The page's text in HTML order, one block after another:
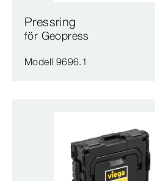
Pressring
för Geopress
Modell 9696.1